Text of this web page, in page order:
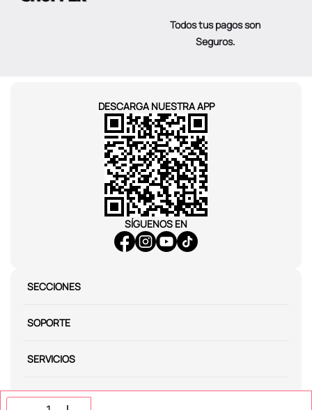
Todos tus pagos son
Seguros.
DESCARGA NUESTRA APP
SÍGUENOS EN
SECCIONES
SOPORTE
SERVICIOS
NOSOTROS